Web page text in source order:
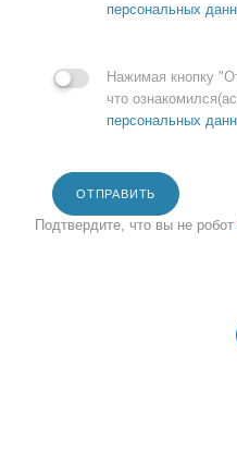
персональных
Нажимая кнопку
что
персональных
ОТПРАВИТЬ
Подтвердите, что вы не робот